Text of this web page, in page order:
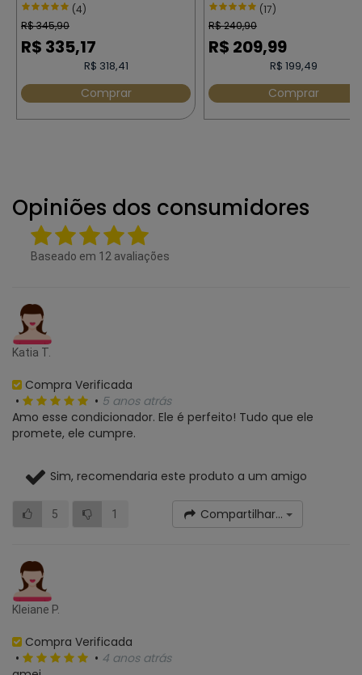
VOLUME - JOICO JOIFULL 100
ml
(4)
R$345,90
R$ 335,17
R$ 318,41
Comprar
JOICO JOIFULL 300 ml
(17)
R$240,90
R$ 209,99
R$ 199,49
Comprar
Opiniões dos consumidores
Baseado em 12 avaliações
Katia T.
Compra Verificada
•
• 5 anos atrás
Amo esse condicionador. Ele é perfeito! Tudo que ele
promete, ele cumpre.
Sim, recomendaria este produto a um amigo
5 1 Compartilhar...
Kleiane P.
Compra Verificada
•
• 4 anos atrás